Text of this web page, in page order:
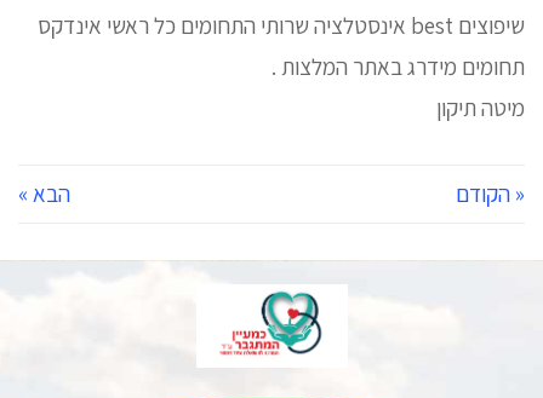
שיפוצים best אינסטלציה שרותי התחומים כל ראשי אינדקס
תחומים מידרג באתר המלצות .
מיטה תיקון
« הקודם הבא »